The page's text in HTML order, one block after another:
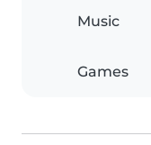
Music
Games